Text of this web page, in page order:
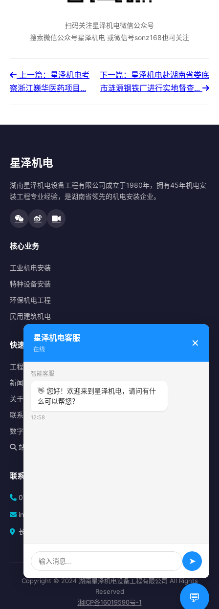
扫码关注星泽机电微信公众号
搜索微信公众号星泽机电 或微信号sonz168也可关注
上一篇：星泽机电考
察浙江巍华医药项目...
下一篇：星泽机电赴湖南省娄底
市涟源钢铁厂进行实地督查...
星泽机电
湖南星泽机电设备工程有限公司成立于1980年，拥有45年机电安
装工程专业经验，是湖南省领先的机电安装企业。
核心业务
工业机电安装
特种设备安装
环保机电工程
民用建筑机电
快速导航
工程案例
新闻中心
关于星泽
联系我们
数字化平台
站内搜索
联系方式
0731-84010225
info@sonz.cn
长沙县泉塘街道新长海广场写字楼A座2501室
Copyright © 2024 湖南星泽机电设备工程有限公司 All Rights
Reserved
湘ICP备16019590号-1
💬
星泽机电客服
在线
✕
智能客服
👋 您好！欢迎来到星泽机电，请问有什
么可以帮您？
12:58
➤